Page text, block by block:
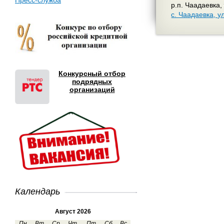
Конкурсный отбор
подрядных
организаций
Календарь
Август 2026
р.п.
с. Чаадаевка,